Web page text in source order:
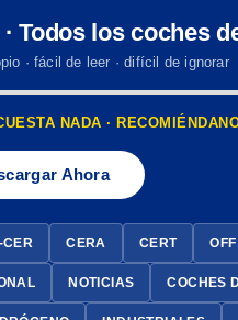
Todos los coches
· fácil de leer · difícil de ignorar
NADA ·
Ahora
CER CERA CERT
NOTICIAS COCHES